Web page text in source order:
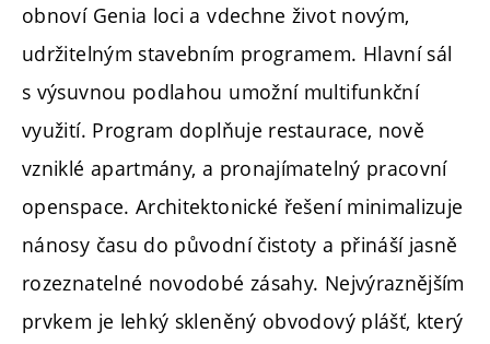
obnoví Genia loci a vdechne život novým,
udržitelným stavebním programem. Hlavní sál
s výsuvnou podlahou umožní multifunkční
využití. Program doplňuje restaurace, nově
vzniklé apartmány, a pronajímatelný pracovní
openspace. Architektonické řešení minimalizuje
nánosy času do původní čistoty a přináší jasně
rozeznatelné novodobé zásahy. Nejvýraznějším
prvkem je lehký skleněný obvodový plášť, který